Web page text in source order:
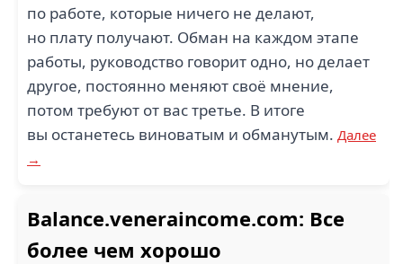
по работе, которые ничего не делают,
но плату получают. Обман на каждом этапе
работы, руководство говорит одно, но делает
другое, постоянно меняют своё мнение,
потом требуют от вас третье. В итоге
вы останетесь виноватым и обманутым. Далее
→
Balance.veneraincome.com: Все
более чем хорошо